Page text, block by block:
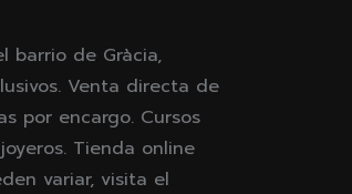
barrio de Gràcia,
Venta directa de
por encargo. Cursos
Tienda online
variar, visita el